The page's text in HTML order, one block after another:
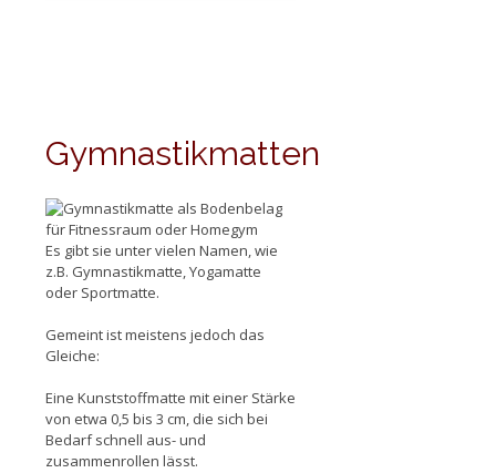
Gymnastikmatten
Es gibt sie unter vielen Namen, wie
z.B. Gymnastikmatte, Yogamatte
oder Sportmatte.
Gemeint ist meistens jedoch das
Gleiche:
Eine Kunststoffmatte mit einer Stärke
von etwa 0,5 bis 3 cm, die sich bei
Bedarf schnell aus- und
zusammenrollen lässt.